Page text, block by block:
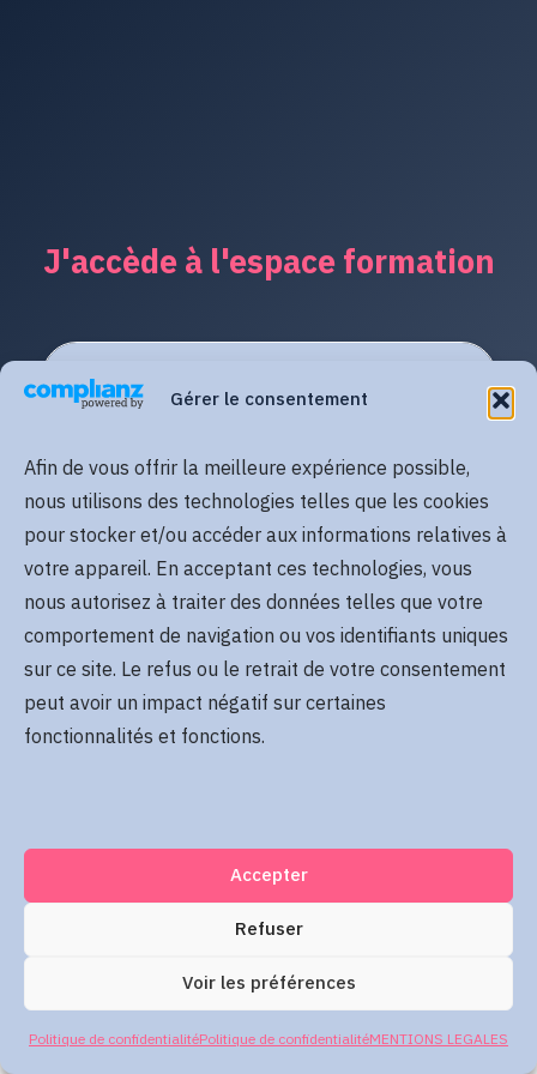
Gérer le consentement
Afin de vous offrir la meilleure expérience possible,
nous utilisons des technologies telles que les cookies
pour stocker et/ou accéder aux informations relatives à
votre appareil. En acceptant ces technologies, vous
nous autorisez à traiter des données telles que votre
comportement de navigation ou vos identifiants uniques
sur ce site. Le refus ou le retrait de votre consentement
peut avoir un impact négatif sur certaines
fonctionnalités et fonctions.
Accepter
Refuser
Voir les préférences
Politique de confidentialitéPolitique de confidentialitéMENTIONS LEGALES
J'accède à l'espace formation
Se rappeler de moi
Mot de passe oublié
Me connecter